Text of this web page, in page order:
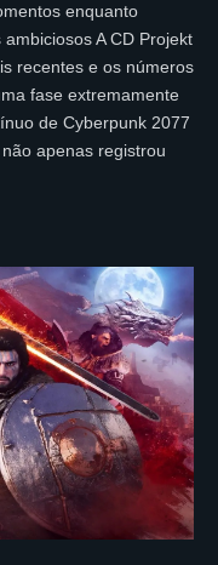
enquanto
A CD Projekt
recentes e os números
fase extremamente
de Cyberpunk 2077
apenas registrou